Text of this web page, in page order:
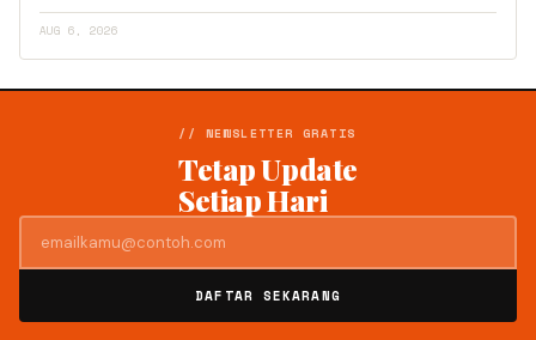
AUG 6, 2026
// NEWSLETTER GRATIS
Tetap Update
Setiap Hari
DAFTAR SEKARANG